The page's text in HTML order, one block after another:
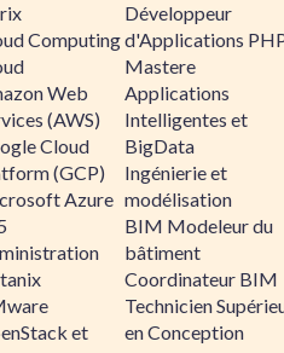
Computing
Web
(AWS)
Cloud
(GCP)
Azure
et
Développeur
d'Applications
Mastere
Applications
Intelligentes et
BigData
Ingénierie et
modélisation
BIM Modeleur du
bâtiment
Coordinateur BIM
Technicien
en Conception